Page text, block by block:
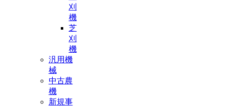
刈
機
芝
刈
機
汎用機
械
中古農
機
新規事